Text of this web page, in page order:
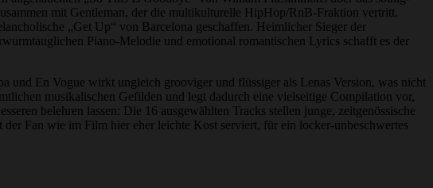
mit Gentleman, der die multikulturelle HipHop/RnB-Fraktion vertritt.
„Get Up“ von Barcelona geschaffen. Heimlicher Sieger der
Piano-Melodie und emotional romantischen Lyrics schafft es der
und En Vogue wirkt ungleich grooviger und flüssiger als Lenas Version, was nicht
musikalischen Gefilden und legt dadurch eine vielseitige Compilation vor,
belehren lassen: Die 16 ausgewählten Tracks stellen junge, zeitgenössische
Fan wie im Film hier eher leichte Kost serviert, für ein locker-unbeschwertes